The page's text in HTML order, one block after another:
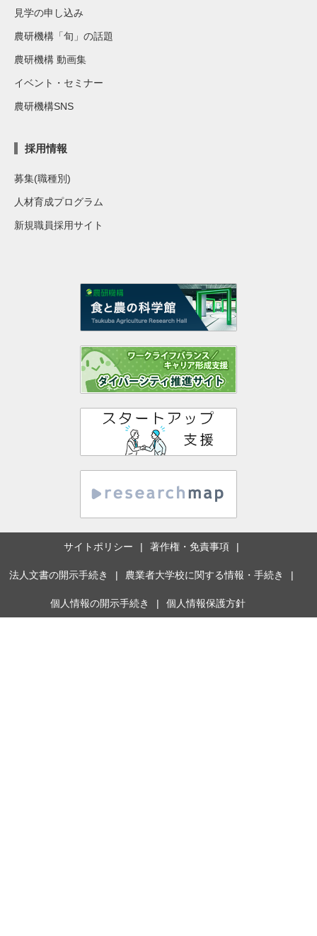
見学の申し込み
農研機構「旬」の話題
農研機構 動画集
イベント・セミナー
農研機構SNS
採用情報
募集(職種別)
人材育成プログラム
新規職員採用サイト
サイトポリシー 著作権・免責事項
法人文書の開示手続き 農業者大学校に関する情報・手続き
個人情報の開示手続き 個人情報保護方針